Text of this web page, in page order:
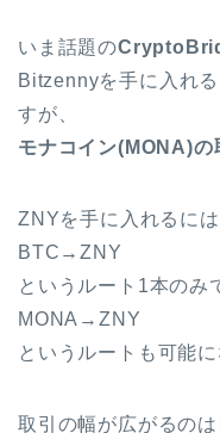
いま話題の
Bitzennyを手に入れ
すが、
モナコイン(MONA)の
ZNYを手に入れるに
BTC→ZNY
というルート1本のみ
MONA→ZNY
というルートも可能に
取引の幅が広がるのは